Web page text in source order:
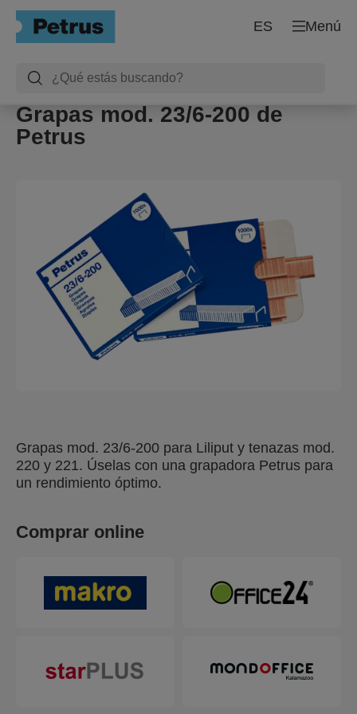
Menú
ES
Grapas mod. 23/6-200 de
Petrus
Grapas mod. 23/6-200 para Liliput y tenazas mod.
220 y 221. Úselas con una grapadora Petrus para
un rendimiento óptimo.
Comprar online